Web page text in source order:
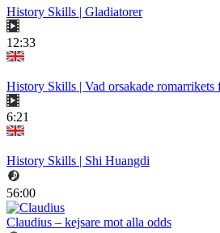
History Skills | Gladiatorer
12:33
History Skills | Vad orsakade romarrikets
6:21
History Skills | Shi Huangdi
56:00
Claudius – kejsare mot alla odds